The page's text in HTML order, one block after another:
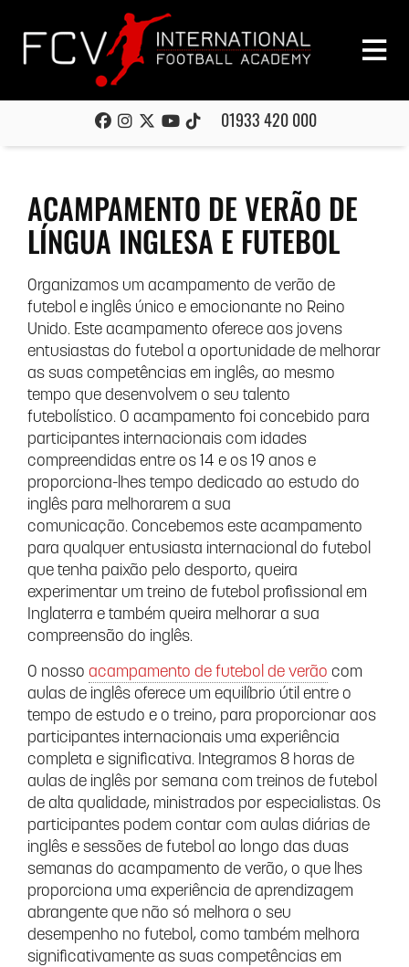
01933 420 000
ACAMPAMENTO DE VERÃO DE
LÍNGUA INGLESA E FUTEBOL
Organizamos um acampamento de verão de
futebol e inglês único e emocionante no Reino
Unido. Este acampamento oferece aos jovens
entusiastas do futebol a oportunidade de melhorar
as suas competências em inglês, ao mesmo
tempo que desenvolvem o seu talento
futebolístico. O acampamento foi concebido para
participantes internacionais com idades
compreendidas entre os 14 e os 19 anos e
proporciona-lhes tempo dedicado ao estudo do
inglês para melhorarem a sua
comunicação. Concebemos este acampamento
para qualquer entusiasta internacional do futebol
que tenha paixão pelo desporto, queira
experimentar um treino de futebol profissional em
Inglaterra e também queira melhorar a sua
compreensão do inglês.
O nosso acampamento de futebol de verão com
aulas de inglês oferece um equilíbrio útil entre o
tempo de estudo e o treino, para proporcionar aos
participantes internacionais uma experiência
completa e significativa. Integramos 8 horas de
aulas de inglês por semana com treinos de futebol
de alta qualidade, ministrados por especialistas. Os
participantes podem contar com aulas diárias de
inglês e sessões de futebol ao longo das duas
semanas do acampamento de verão, o que lhes
proporciona uma experiência de aprendizagem
abrangente que não só melhora o seu
desempenho no futebol, como também melhora
significativamente as suas competências em